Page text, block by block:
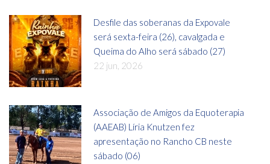
Desfile das soberanas da Expovale
será sexta-feira (26), cavalgada e
Queima do Alho será sábado (27)
22 jun, 2026
Associação de Amigos da Equoterapia
(AAEAB) Líria Knutzen fez
apresentação no Rancho CB neste
sábado (06)